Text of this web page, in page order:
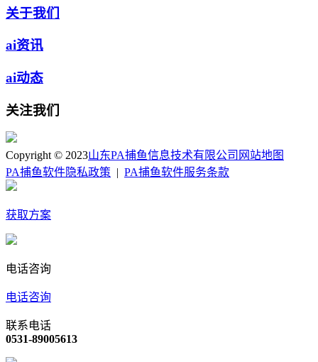
关于我们
ai资讯
ai动态
关注我们
Copyright © 2023山东PA捕鱼信息技术有限公司 网站地图
PA捕鱼软件隐私政策
PA捕鱼软件服务条款
获取方案
电话咨询
电话咨询
联系电话
0531-89005613